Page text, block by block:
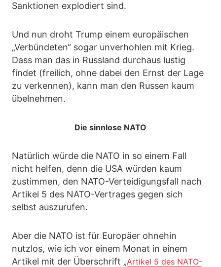
Sanktionen explodiert sind.
Und nun droht Trump einem europäischen
„Verbündeten“ sogar unverhohlen mit Krieg.
Dass man das in Russland durchaus lustig
findet (freilich, ohne dabei den Ernst der Lage
zu verkennen), kann man den Russen kaum
übelnehmen.
Die sinnlose NATO
Natürlich würde die NATO in so einem Fall
nicht helfen, denn die USA würden kaum
zustimmen, den NATO-Verteidigungsfall nach
Artikel 5 des NATO-Vertrages gegen sich
selbst auszurufen.
Aber die NATO ist für Europäer ohnehin
nutzlos, wie ich vor einem Monat in einem
Artikel mit der Überschrift „Artikel 5 des NATO-